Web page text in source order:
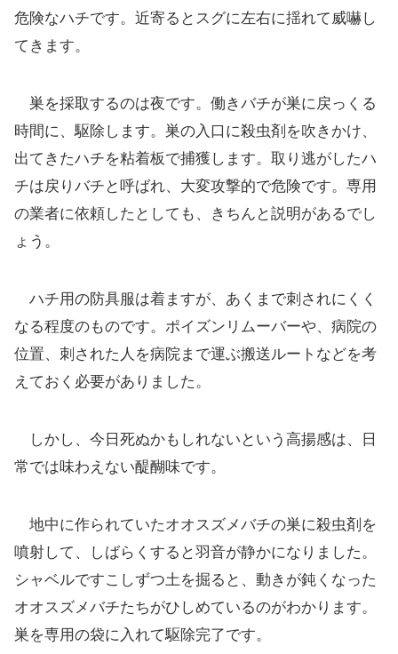
危険なハチです。近寄るとスグに左右に揺れて威嚇し
てきます。
巣を採取するのは夜です。働きバチが巣に戻っくる
時間に、駆除します。巣の入口に殺虫剤を吹きかけ、
出てきたハチを粘着板で捕獲します。取り逃がしたハ
チは戻りバチと呼ばれ、大変攻撃的で危険です。専用
の業者に依頼したとしても、きちんと説明があるでし
ょう。
ハチ用の防具服は着ますが、あくまで刺されにくく
なる程度のものです。ポイズンリムーバーや、病院の
位置、刺された人を病院まで運ぶ搬送ルートなどを考
えておく必要がありました。
しかし、今日死ぬかもしれないという高揚感は、日
常では味わえない醍醐味です。
地中に作られていたオオスズメバチの巣に殺虫剤を
噴射して、しばらくすると羽音が静かになりました。
シャベルですこしずつ土を掘ると、動きが鈍くなった
オオスズメバチたちがひしめているのがわかります。
巣を専用の袋に入れて駆除完了です。